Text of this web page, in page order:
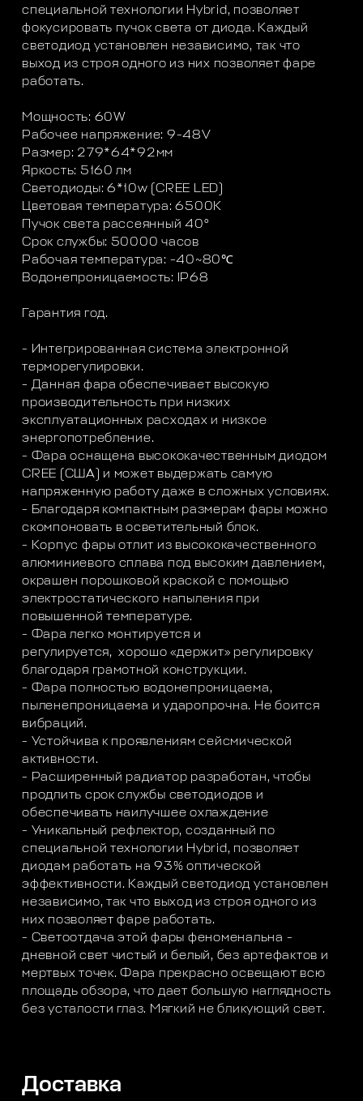
специальной технологии Hybrid, позволяет
фокусировать пучок света от диода. Каждый
светодиод установлен независимо, так что
выход из строя одного из них позволяет фаре
работать.
Мощность: 60W
Рабочее напряжение: 9-48V
Размер: 279*64*92мм
Яркость: 5160 лм
Светодиоды: 6*10w (CREE LED)
Цветовая температура: 6500K
Пучок света рассеянный 40°
Срок службы: 50000 часов
Рабочая температура: -40~80℃
Водонепроницаемость: IP68
Гарантия год.
- Интегрированная система электронной
терморегулировки.
- Данная фара обеспечивает высокую
производительность при низких
эксплуатационных расходах и низкое
энергопотребление.
- Фара оснащена высококачественным диодом
CREE (США) и может выдержать самую
напряженную работу даже в сложных условиях.
- Благодаря компактным размерам фары можно
скомпоновать в осветительный блок.
- Корпус фары отлит из высококачественного
алюминиевого сплава под высоким давлением,
окрашен порошковой краской с помощью
электростатического напыления при
повышенной температуре.
- Фара легко монтируется и
регулируется, хорошо «держит» регулировку
благодаря грамотной конструкции.
- Фара полностью водонепроницаема,
пыленепроницаема и ударопрочна. Не боится
вибраций.
- Устойчива к проявлениям сейсмической
активности.
- Расширенный радиатор разработан, чтобы
продлить срок службы светодиодов и
обеспечивать наилучшее охлаждение
- Уникальный рефлектор, созданный по
специальной технологии Hybrid, позволяет
диодам работать на 93% оптической
эффективности. Каждый светодиод установлен
независимо, так что выход из строя одного из
них позволяет фаре работать.
- Светоотдача этой фары феноменальна -
дневной свет чистый и белый, без артефактов и
мертвых точек. Фара прекрасно освещают всю
площадь обзора, что дает большую наглядность
без усталости глаз. Мягкий не бликующий свет.
Доставка